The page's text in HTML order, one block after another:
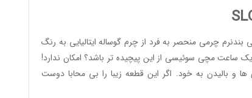
بندنرم چرمی منحصر به فرد از چرم گوساله ایتالیایی به رنگ
ساعت مچی سوئیسی از این پیچیده تر باشد؟ امکان ندارد!
زمان ها و بالیدن به خود. اگر این قطعه زیبا را بی محابا دوست